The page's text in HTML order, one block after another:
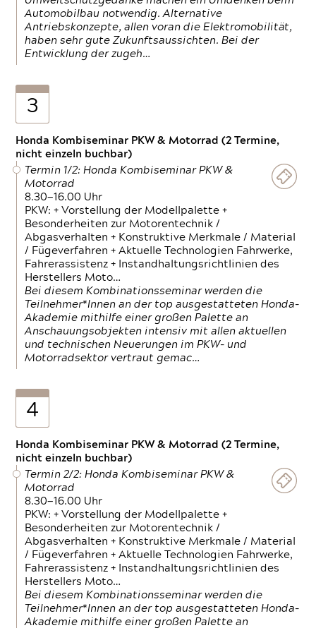
Automobilbau notwendig. Alternative
Antriebskonzepte, allen voran die Elektromobilität,
haben sehr gute Zukunftsaussichten. Bei der
Entwicklung der zugeh…
3
Honda Kombiseminar PKW & Motorrad (2 Termine,
nicht einzeln buchbar)
Termin 1/2: Honda Kombiseminar PKW &
Motorrad
8.30—16.00 Uhr
PKW: + Vorstellung der Modellpalette +
Besonderheiten zur Motorentechnik /
Abgasverhalten + Konstruktive Merkmale / Material
/ Fügeverfahren + Aktuelle Technologien Fahrwerke,
Fahrerassistenz + Instandhaltungsrichtlinien des
Herstellers Moto…
Bei diesem Kombinationsseminar werden die
Teilnehmer*Innen an der top ausgestatteten Honda-
Akademie mithilfe einer großen Palette an
Anschauungsobjekten intensiv mit allen aktuellen
und technischen Neuerungen im PKW- und
Motorradsektor vertraut gemac…
4
Honda Kombiseminar PKW & Motorrad (2 Termine,
nicht einzeln buchbar)
Termin 2/2: Honda Kombiseminar PKW &
Motorrad
8.30—16.00 Uhr
PKW: + Vorstellung der Modellpalette +
Besonderheiten zur Motorentechnik /
Abgasverhalten + Konstruktive Merkmale / Material
/ Fügeverfahren + Aktuelle Technologien Fahrwerke,
Fahrerassistenz + Instandhaltungsrichtlinien des
Herstellers Moto…
Bei diesem Kombinationsseminar werden die
Teilnehmer*Innen an der top ausgestatteten Honda-
Akademie mithilfe einer großen Palette an